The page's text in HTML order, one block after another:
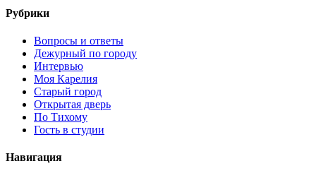
Рубрики
Вопросы и ответы
Дежурный по городу
Интервью
Моя Карелия
Старый город
Открытая дверь
По Тихому
Гость в студии
Навигация